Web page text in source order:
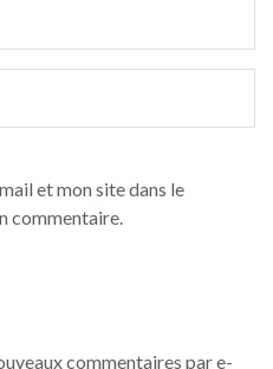
et mon site dans le
commentaire.
commentaires par e-